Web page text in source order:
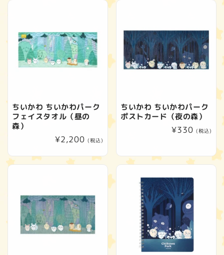
ちいかわ ちいかわパーク
フェイスタオル（昼の
森）
通
¥2,200 (税込)
ちいかわ ちいかわパーク
ポストカード（夜の森）
通
¥330 (税込)